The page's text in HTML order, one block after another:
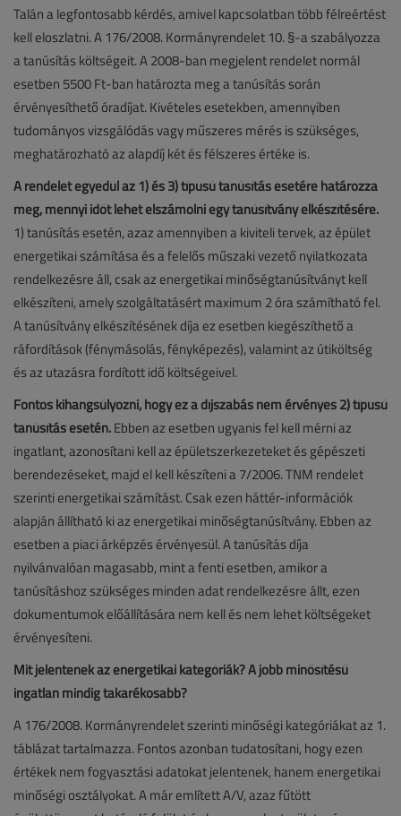
Talán a legfontosabb kérdés, amivel kapcsolatban több félreértést
kell eloszlatni. A 176/2008. Kormányrendelet 10. §-a szabályozza
a tanúsítás költségeit. A 2008-ban megjelent rendelet normál
esetben 5500 Ft-ban határozta meg a tanúsítás során
érvényesíthető óradíjat. Kivételes esetekben, amennyiben
tudományos vizsgálódás vagy műszeres mérés is szükséges,
meghatározható az alapdíj két és félszeres értéke is.
A rendelet egyedül az 1) és 3) típusú tanúsítás esetére határozza
meg, mennyi időt lehet elszámolni egy tanúsítvány elkészítésére.
1) tanúsítás esetén, azaz amennyiben a kiviteli tervek, az épület
energetikai számítása és a felelős műszaki vezető nyilatkozata
rendelkezésre áll, csak az energetikai minőségtanúsítványt kell
elkészíteni, amely szolgáltatásért maximum 2 óra számítható fel.
A tanúsítvány elkészítésének díja ez esetben kiegészíthető a
ráfordítások (fénymásolás, fényképezés), valamint az útiköltség
és az utazásra fordított idő költségeivel.
Fontos kihangsúlyozni, hogy ez a díjszabás nem érvényes 2) típusú
tanúsítás esetén.Ebben az esetben ugyanis fel kell mérni az
ingatlant, azonosítani kell az épületszerkezeteket és gépészeti
berendezéseket, majd el kell készíteni a 7/2006. TNM rendelet
szerinti energetikai számítást. Csak ezen háttér-információk
alapján állítható ki az energetikai minőségtanúsítvány. Ebben az
esetben a piaci árképzés érvényesül. A tanúsítás díja
nyilvánvalóan magasabb, mint a fenti esetben, amikor a
tanúsításhoz szükséges minden adat rendelkezésre állt, ezen
dokumentumok előállítására nem kell és nem lehet költségeket
érvényesíteni.
Mit jelentenek az energetikai kategóriák? A jobb minősítésű
ingatlan mindig takarékosabb?
A 176/2008. Kormányrendelet szerinti minőségi kategóriákat az 1.
táblázat tartalmazza. Fontos azonban tudatosítani, hogy ezen
értékek nem fogyasztási adatokat jelentenek, hanem energetikai
minőségi osztályokat. A már említett A/V, azaz fűtött